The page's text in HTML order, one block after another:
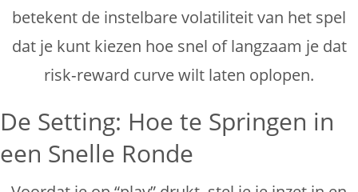
betekent de instelbare volatiliteit van het spel
dat je kunt kiezen hoe snel of langzaam je dat
risk‑reward curve wilt laten oplopen.
De Setting: Hoe te Springen in
een Snelle Ronde